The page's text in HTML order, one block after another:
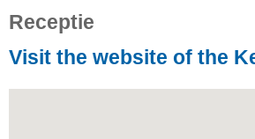
Receptie
Visit the website of the